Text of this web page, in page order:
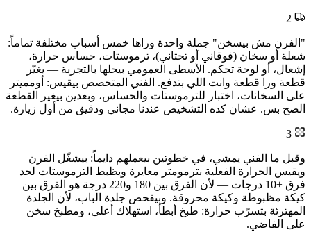
2
"الفرن مش بيسخن" جملة واحدة وراها خمس أسباب مختلفة تماماً:
شعلة أو سخان (فوقاني أو تحتاني)، ترموستات، حساس حرارة،
إشعال، أو لوحة تحكم. الأسطى العمومي بيحلها بالتجربة — يغيّر
قطعة ورا قطعة وانت اللي بتدفع. الفني المتخصص بيقيس: أومميتر
على السخانات، اختبار للترموستات والحساس، وبعدين بيغير القطعة
الصح بس. عشان كده التشخيص عندنا مجاني ودقيق من أول زيارة.
3
وقبل ما الفني يمشي، في خطوتين بيعملهم دايماً: بيشغّل الفرن
ويقيس الحرارة الفعلية بترمومتر معايرة ويظبط الترموستات لحد
فرق ±10 درجات — لأن الفرق بين 180 و220 درجة هو الفرق بين
كيكة مظبوطة وكيكة محروقة. وبيفحص جلدة الباب، لأن الجلدة
المهترئة بتسرّب حرارة: طبخ أبطأ، استهلاك أعلى، ومطبخ سخن
على الفاضي.